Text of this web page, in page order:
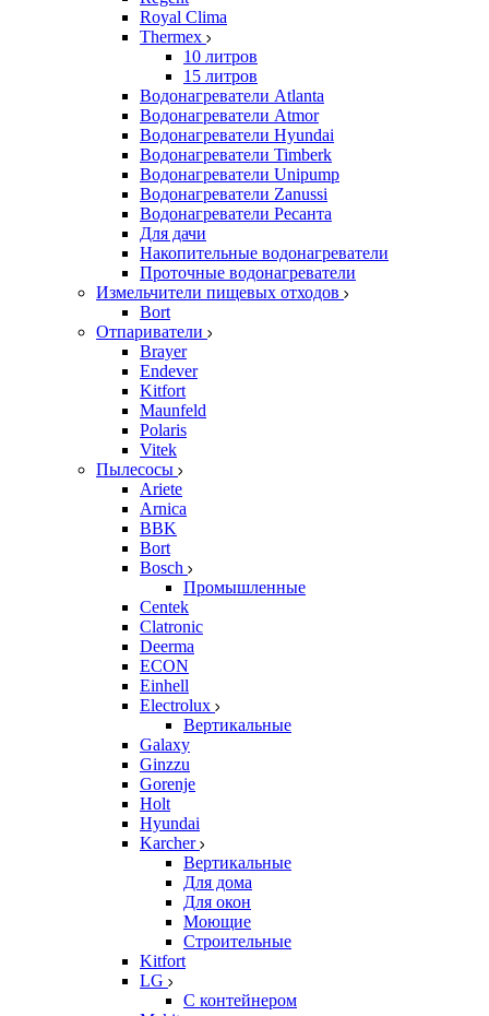
Royal Clima
Thermex
10 литров
15 литров
Водонагреватели Atlanta
Водонагреватели Atmor
Водонагреватели Hyundai
Водонагреватели Timberk
Водонагреватели Unipump
Водонагреватели Zanussi
Водонагреватели Ресанта
Для дачи
Накопительные водонагреватели
Проточные водонагреватели
Измельчители пищевых отходов
Bort
Отпариватели
Brayer
Endever
Kitfort
Maunfeld
Polaris
Vitek
Пылесосы
Ariete
Arnica
BBK
Bort
Bosch
Промышленные
Centek
Clatronic
Deerma
ECON
Einhell
Electrolux
Вертикальные
Galaxy
Ginzzu
Gorenje
Holt
Hyundai
Karcher
Вертикальные
Для дома
Для окон
Моющие
Строительные
Kitfort
LG
С контейнером